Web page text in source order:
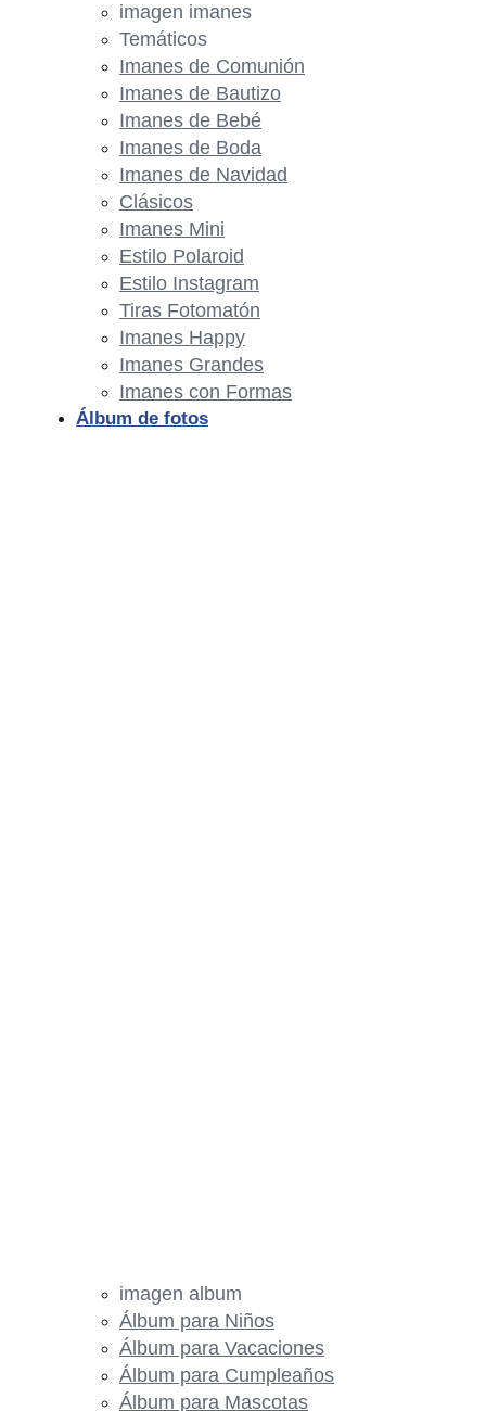
imagen imanes
Temáticos
Imanes de Comunión
Imanes de Bautizo
Imanes de Bebé
Imanes de Boda
Imanes de Navidad
Clásicos
Imanes Mini
Estilo Polaroid
Estilo Instagram
Tiras Fotomatón
Imanes Happy
Imanes Grandes
Imanes con Formas
Álbum de fotos
imagen album
Álbum para Niños
Álbum para Vacaciones
Álbum para Cumpleaños
Álbum para Mascotas